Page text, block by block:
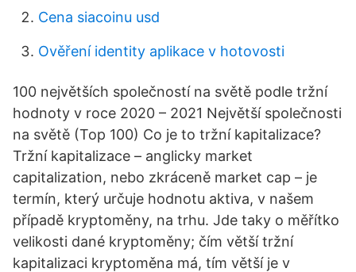
Cena siacoinu usd
Ověření identity aplikace v hotovosti
100 největších společností na světě podle tržní
hodnoty v roce 2020 – 2021 Největší společnosti
na světě (Top 100) Co je to tržní kapitalizace?
Tržní kapitalizace – anglicky market
capitalization, nebo zkráceně market cap – je
termín, který určuje hodnotu aktiva, v našem
případě kryptoměny, na trhu. Jde taky o měřítko
velikosti dané kryptoměny; čím větší tržní
kapitalizaci kryptoměna má, tím větší je v